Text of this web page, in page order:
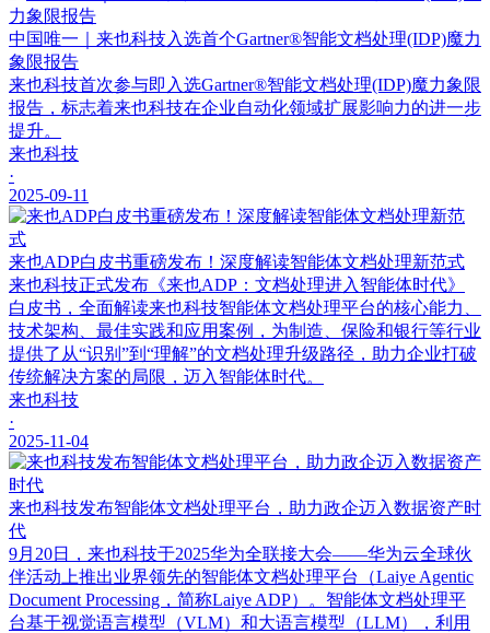
中国唯一｜来也科技入选首个Gartner®智能文档处理(IDP)魔力
象限报告
来也科技首次参与即入选Gartner®智能文档处理(IDP)魔力象限
报告，标志着来也科技在企业自动化领域扩展影响力的进一步
提升。
来也科技
·
2025-09-11
来也ADP白皮书重磅发布！深度解读智能体文档处理新范式
来也科技正式发布《来也ADP：文档处理进入智能体时代》
白皮书，全面解读来也科技智能体文档处理平台的核心能力、
技术架构、最佳实践和应用案例，为制造、保险和银行等行业
提供了从“识别”到“理解”的文档处理升级路径，助力企业打破
传统解决方案的局限，迈入智能体时代。
来也科技
·
2025-11-04
来也科技发布智能体文档处理平台，助力政企迈入数据资产时
代
9月20日，来也科技于2025华为全联接大会——华为云全球伙
伴活动上推出业界领先的智能体文档处理平台（Laiye Agentic
Document Processing，简称Laiye ADP）。智能体文档处理平
台基于视觉语言模型（VLM）和大语言模型（LLM），利用